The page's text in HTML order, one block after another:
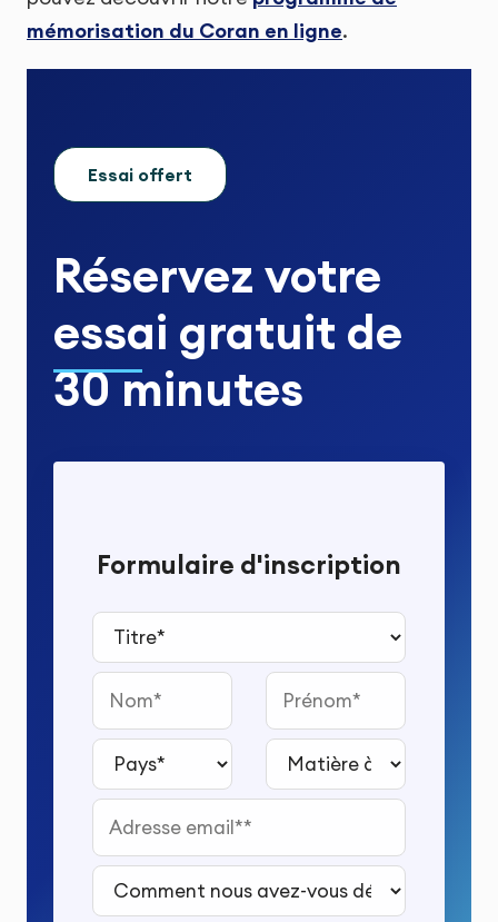
mémorisation du Coran en ligne.
Essai offert
Réservez votre
essai gratuit de
30 minutes
Formulaire d'inscription
Titre*
Nom Prénom
Pays* Matière à étudier*
Adresse email*
Comment nous avez-vous découvert ?*